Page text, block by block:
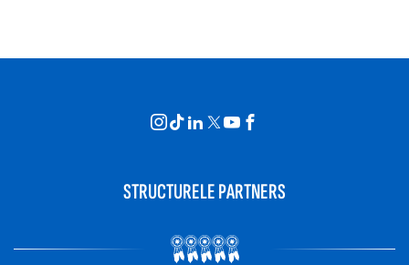
STRUCTURELE PARTNERS